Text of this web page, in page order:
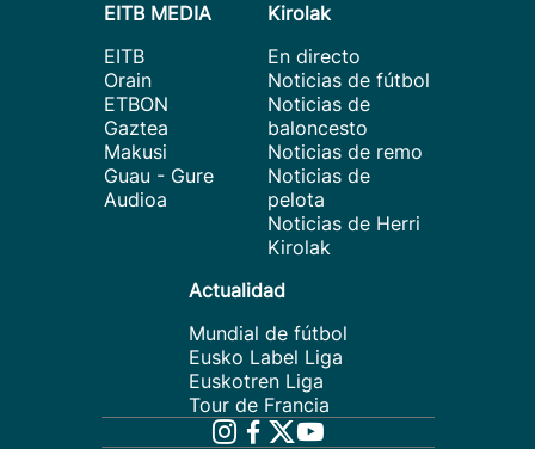
EITB MEDIA
EITB
Orain
ETBON
Gaztea
Makusi
Guau - Gure
Audioa
Kirolak
En directo
Noticias de fútbol
Noticias de
baloncesto
Noticias de remo
Noticias de
pelota
Noticias de Herri
Kirolak
Actualidad
Mundial de fútbol
Eusko Label Liga
Euskotren Liga
Tour de Francia